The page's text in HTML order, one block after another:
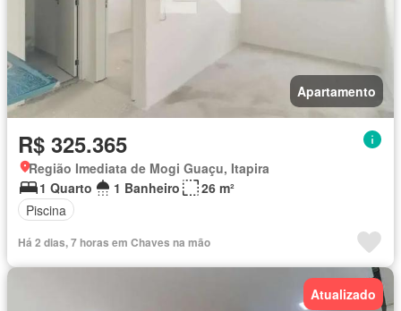
Apartamento
R$ 325.365
Região Imediata de Mogi Guaçu, Itapira
1 Quarto
1 Banheiro
26 m²
Piscina
Há 2 dias, 7 horas em Chaves na mão
Atualizado